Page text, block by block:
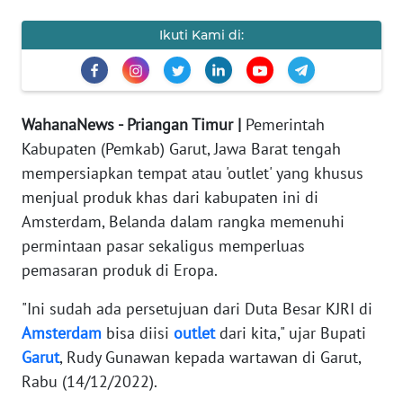
Ikuti Kami di:
WahanaNews - Priangan Timur | Pemerintah
Kabupaten (Pemkab) Garut, Jawa Barat tengah
mempersiapkan tempat atau 'outlet' yang khusus
menjual produk khas dari kabupaten ini di
Amsterdam, Belanda dalam rangka memenuhi
permintaan pasar sekaligus memperluas
pemasaran produk di Eropa.
"Ini sudah ada persetujuan dari Duta Besar KJRI di
Amsterdam bisa diisi outletdari kita," ujar Bupati
Garut, Rudy Gunawan kepada wartawan di Garut,
Rabu (14/12/2022).
INFO
IKLAN
TENTANG
KAMI
PEDOMAN
MEDIA
REDAKSI
KARIR